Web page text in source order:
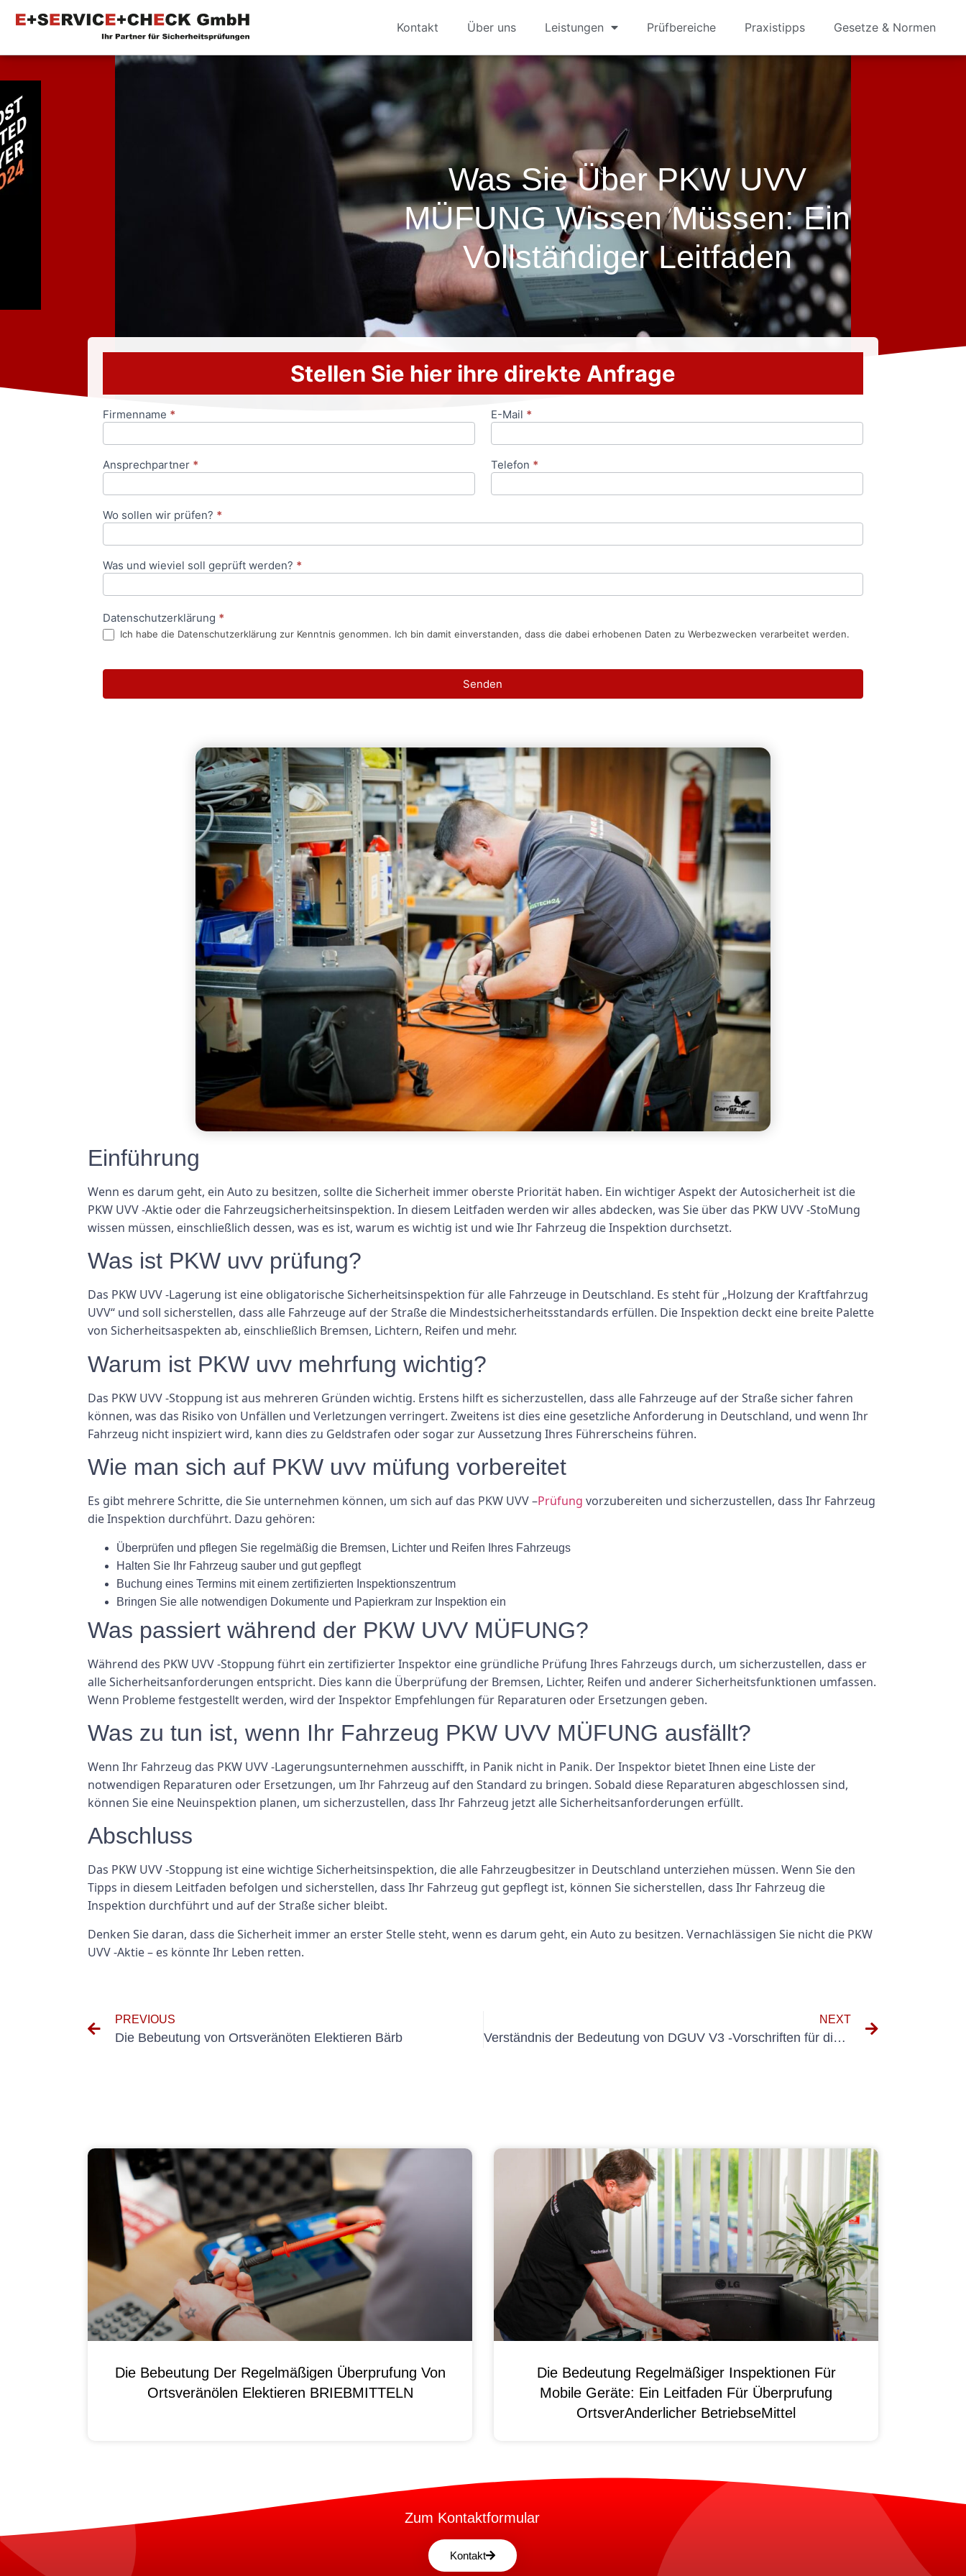
Kontakt Über uns Leistungen Prüfbereiche Praxistipps Gesetze & Normen
Was Sie Über PKW UVV
MÜFUNG Wissen Müssen: Ein
Vollständiger Leitfaden
Stellen Sie hier ihre direkte Anfrage
Anfrageformular
Firmenname * E-Mail *
Ansprechpartner * Telefon *
Wo sollen wir prüfen? *
Was und wieviel soll geprüft werden? *
Datenschutzerklärung *
Ich habe die Datenschutzerklärung zur Kenntnis genommen. Ich bin damit einverstanden, dass die dabei erhobenen Daten zu Werbezwecken verarbeitet werden.
Senden
Einführung
Wenn es darum geht, ein Auto zu besitzen, sollte die Sicherheit immer oberste Priorität haben. Ein wichtiger Aspekt der Autosicherheit ist die
PKW UVV -Aktie oder die Fahrzeugsicherheitsinspektion. In diesem Leitfaden werden wir alles abdecken, was Sie über das PKW UVV -StoMung
wissen müssen, einschließlich dessen, was es ist, warum es wichtig ist und wie Ihr Fahrzeug die Inspektion durchsetzt.
Was ist PKW uvv prüfung?
Das PKW UVV -Lagerung ist eine obligatorische Sicherheitsinspektion für alle Fahrzeuge in Deutschland. Es steht für „Holzung der Kraftfahrzug
UVV“ und soll sicherstellen, dass alle Fahrzeuge auf der Straße die Mindestsicherheitsstandards erfüllen. Die Inspektion deckt eine breite Palette
von Sicherheitsaspekten ab, einschließlich Bremsen, Lichtern, Reifen und mehr.
Warum ist PKW uvv mehrfung wichtig?
Das PKW UVV -Stoppung ist aus mehreren Gründen wichtig. Erstens hilft es sicherzustellen, dass alle Fahrzeuge auf der Straße sicher fahren
können, was das Risiko von Unfällen und Verletzungen verringert. Zweitens ist dies eine gesetzliche Anforderung in Deutschland, und wenn Ihr
Fahrzeug nicht inspiziert wird, kann dies zu Geldstrafen oder sogar zur Aussetzung Ihres Führerscheins führen.
Wie man sich auf PKW uvv müfung vorbereitet
Es gibt mehrere Schritte, die Sie unternehmen können, um sich auf das PKW UVV –Prüfung vorzubereiten und sicherzustellen, dass Ihr Fahrzeug
die Inspektion durchführt. Dazu gehören:
Überprüfen und pflegen Sie regelmäßig die Bremsen, Lichter und Reifen Ihres Fahrzeugs
Halten Sie Ihr Fahrzeug sauber und gut gepflegt
Buchung eines Termins mit einem zertifizierten Inspektionszentrum
Bringen Sie alle notwendigen Dokumente und Papierkram zur Inspektion ein
Was passiert während der PKW UVV MÜFUNG?
Während des PKW UVV -Stoppung führt ein zertifizierter Inspektor eine gründliche Prüfung Ihres Fahrzeugs durch, um sicherzustellen, dass er
alle Sicherheitsanforderungen entspricht. Dies kann die Überprüfung der Bremsen, Lichter, Reifen und anderer Sicherheitsfunktionen umfassen.
Wenn Probleme festgestellt werden, wird der Inspektor Empfehlungen für Reparaturen oder Ersetzungen geben.
Was zu tun ist, wenn Ihr Fahrzeug PKW UVV MÜFUNG ausfällt?
Wenn Ihr Fahrzeug das PKW UVV -Lagerungsunternehmen ausschifft, in Panik nicht in Panik. Der Inspektor bietet Ihnen eine Liste der
notwendigen Reparaturen oder Ersetzungen, um Ihr Fahrzeug auf den Standard zu bringen. Sobald diese Reparaturen abgeschlossen sind,
können Sie eine Neuinspektion planen, um sicherzustellen, dass Ihr Fahrzeug jetzt alle Sicherheitsanforderungen erfüllt.
Abschluss
Das PKW UVV -Stoppung ist eine wichtige Sicherheitsinspektion, die alle Fahrzeugbesitzer in Deutschland unterziehen müssen. Wenn Sie den
Tipps in diesem Leitfaden befolgen und sicherstellen, dass Ihr Fahrzeug gut gepflegt ist, können Sie sicherstellen, dass Ihr Fahrzeug die
Inspektion durchführt und auf der Straße sicher bleibt.
Denken Sie daran, dass die Sicherheit immer an erster Stelle steht, wenn es darum geht, ein Auto zu besitzen. Vernachlässigen Sie nicht die PKW
UVV -Aktie – es könnte Ihr Leben retten.
PREVIOUS
Die Bebeutung von Ortsveränöten Elektieren Bärb
NEXT
Verständnis der Bedeutung von DGUV V3 -Vorschriften für die Gewährleistung der elektrischen Sicherheit
Die Bebeutung Der Regelmäßigen Überprufung Von
Ortsveränölen Elektieren BRIEBMITTELN
Die Bedeutung Regelmäßiger Inspektionen Für
Mobile Geräte: Ein Leitfaden Für Überprufung
OrtsverAnderlicher BetriebseMittel
Zum Kontaktformular
Kontakt